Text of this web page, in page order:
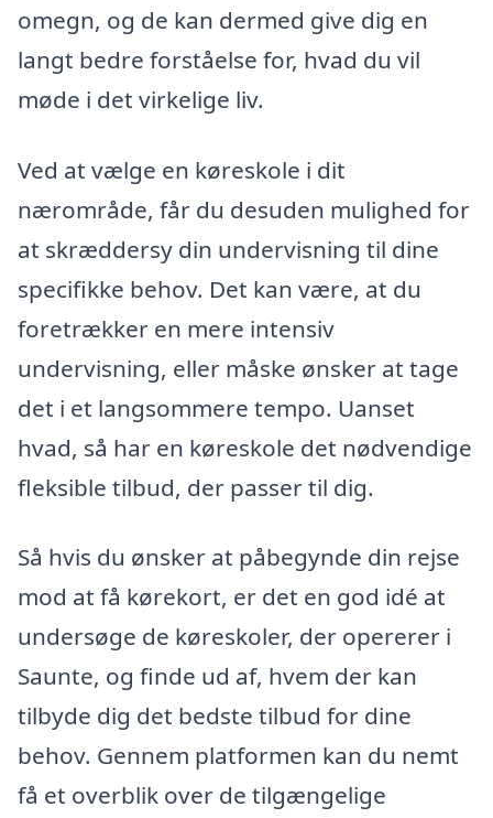
omegn, og de kan dermed give dig en
langt bedre forståelse for, hvad du vil
møde i det virkelige liv.
Ved at vælge en køreskole i dit
nærområde, får du desuden mulighed for
at skræddersy din undervisning til dine
specifikke behov. Det kan være, at du
foretrækker en mere intensiv
undervisning, eller måske ønsker at tage
det i et langsommere tempo. Uanset
hvad, så har en køreskole det nødvendige
fleksible tilbud, der passer til dig.
Så hvis du ønsker at påbegynde din rejse
mod at få kørekort, er det en god idé at
undersøge de køreskoler, der opererer i
Saunte, og finde ud af, hvem der kan
tilbyde dig det bedste tilbud for dine
behov. Gennem platformen kan du nemt
få et overblik over de tilgængelige